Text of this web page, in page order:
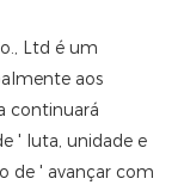
Ltd é um
aos
continuará
' luta, unidade e
de ' avançar com